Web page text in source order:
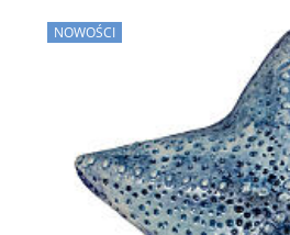
NOWOŚCI